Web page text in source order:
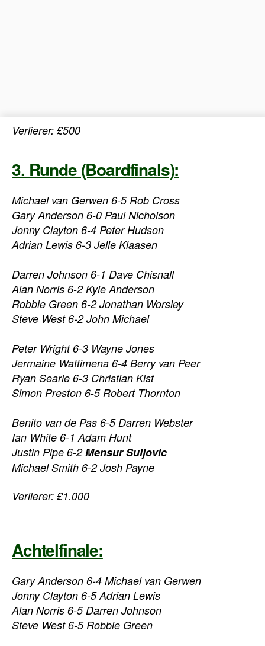
Verlierer: £500
3. Runde (Boardfinals):
Michael van Gerwen 6-5 Rob Cross
Gary Anderson 6-0 Paul Nicholson
Jonny Clayton 6-4 Peter Hudson
Adrian Lewis 6-3 Jelle Klaasen
Darren Johnson 6-1 Dave Chisnall
Alan Norris 6-2 Kyle Anderson
Robbie Green 6-2 Jonathan Worsley
Steve West 6-2 John Michael
Peter Wright 6-3 Wayne Jones
Jermaine Wattimena 6-4 Berry van Peer
Ryan Searle 6-3 Christian Kist
Simon Preston 6-5 Robert Thornton
Benito van de Pas 6-5 Darren Webster
Ian White 6-1 Adam Hunt
Justin Pipe 6-2Mensur Suljovic
Michael Smith 6-2 Josh Payne
Verlierer: £1.000
Achtelfinale:
Gary Anderson 6-4 Michael van Gerwen
Jonny Clayton 6-5 Adrian Lewis
Alan Norris 6-5 Darren Johnson
Steve West 6-5 Robbie Green